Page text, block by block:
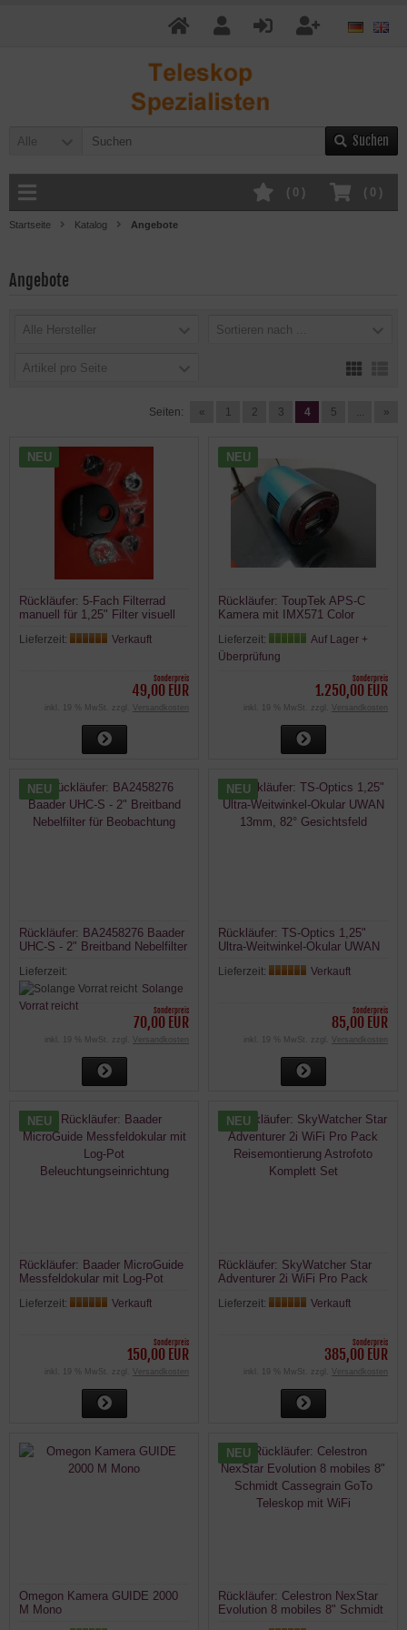
Alle Suchen
( 0 )
( 0 )
Startseite Katalog Angebote
Angebote
Alle Hersteller Sortieren nach ...
Artikel pro Seite
Seiten: « 1 2 3 4 5 ... »
NEU
Rückläufer: 5-Fach Filterrad
manuell für 1,25" Filter visuell
SkyWatcher
Lieferzeit: Verkauft
Sonderpreis
49,00 EUR
inkl. 19 % MwSt. zzgl. Versandkosten
NEU
Rückläufer: ToupTek APS-C
Kamera mit IMX571 Color
ATR2600C
Lieferzeit:
Auf Lager +
Überprüfung
Sonderpreis
1.250,00 EUR
inkl. 19 % MwSt. zzgl. Versandkosten
NEU
Rückläufer: BA2458276 Baader
UHC-S - 2" Breitband Nebelfilter
Lieferzeit:
Solange
Vorrat reicht
Sonderpreis
70,00 EUR
inkl. 19 % MwSt. zzgl. Versandkosten
NEU
Rückläufer: TS-Optics 1,25"
Ultra-Weitwinkel-Okular UWAN
Lieferzeit: Verkauft
Sonderpreis
85,00 EUR
inkl. 19 % MwSt. zzgl. Versandkosten
NEU
Rückläufer: Baader MicroGuide
Messfeldokular mit Log-Pot
Lieferzeit: Verkauft
Sonderpreis
150,00 EUR
inkl. 19 % MwSt. zzgl. Versandkosten
NEU
Rückläufer: SkyWatcher Star
Adventurer 2i WiFi Pro Pack
Komplett Set
Lieferzeit: Verkauft
Sonderpreis
385,00 EUR
inkl. 19 % MwSt. zzgl. Versandkosten
Omegon Kamera GUIDE 2000
M Mono
NEU
Rückläufer: Celestron NexStar
Evolution 8 mobiles 8" Schmidt